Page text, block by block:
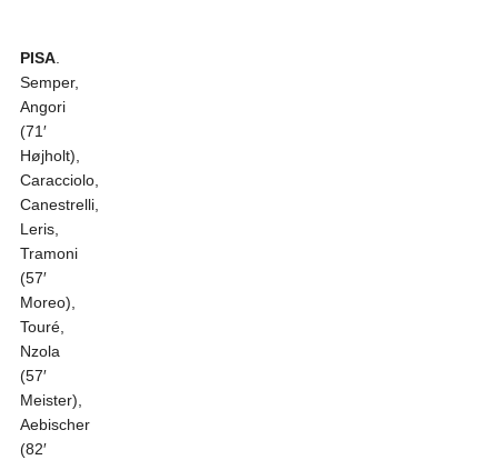
PISA.
Semper,
Angori
(71′
Højholt),
Caracciolo,
Canestrelli,
Leris,
Tramoni
(57′
Moreo),
Touré,
Nzola
(57′
Meister),
Aebischer
(82′